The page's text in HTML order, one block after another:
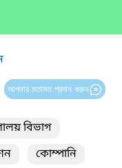
আপনার মতামত প্রদান করুন
বিভাগ
কোম্পানি